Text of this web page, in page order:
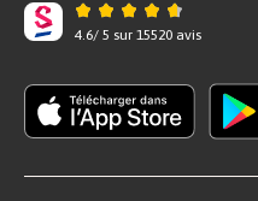
On utilise alors les mots
heure.
4.6/ 5 sur 15520 avis